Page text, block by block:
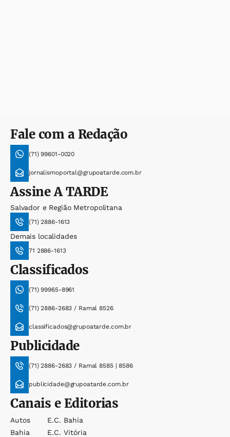
Fale com a Redação
(71) 99601-0020
jornalismoportal@grupoatarde.com.br
AssineA TARDE
Salvador e Região Metropolitana
(71) 2886-1613
Demais localidades
71 2886-1613
Classificados
(71) 99965-8961
(71) 2886-2683 / Ramal 8526
classificados@grupoatarde.com.br
Publicidade
(71) 2886-2683 / Ramal 8585 | 8586
publicidade@grupoatarde.com.br
Canais e Editorias
Autos
Bahia
E.c. Bahia
E.c. Vitória